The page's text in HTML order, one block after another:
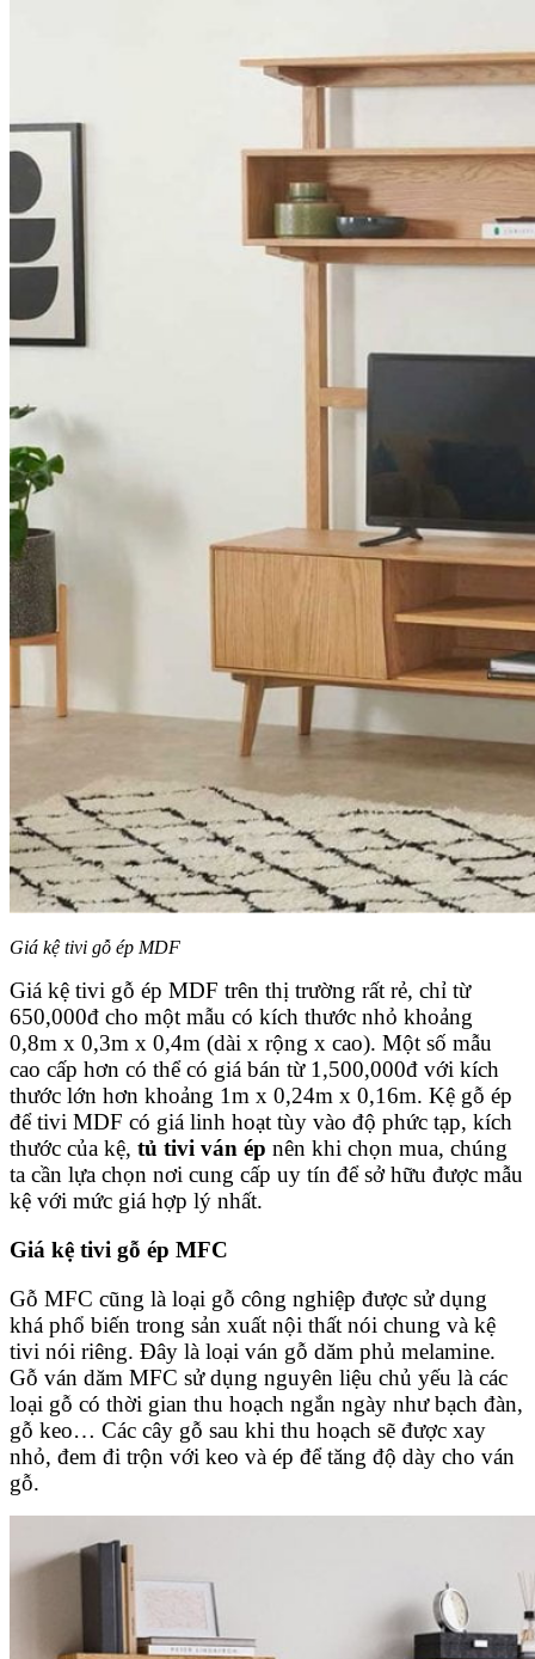
Giá kệ tivi gỗ ép MDF
Giá kệ tivi gỗ ép MDF trên thị trường rất rẻ, chỉ từ
650,000đ cho một mẫu có kích thước nhỏ khoảng
0,8m x 0,3m x 0,4m (dài x rộng x cao). Một số mẫu
cao cấp hơn có thể có giá bán từ 1,500,000đ với kích
thước lớn hơn khoảng 1m x 0,24m x 0,16m. Kệ gỗ ép
để tivi MDF có giá linh hoạt tùy vào độ phức tạp, kích
thước của kệ, tủ tivi ván ép nên khi chọn mua, chúng
ta cần lựa chọn nơi cung cấp uy tín để sở hữu được mẫu
kệ với mức giá hợp lý nhất.
Giá kệ tivi gỗ ép MFC
Gỗ MFC cũng là loại gỗ công nghiệp được sử dụng
khá phổ biến trong sản xuất nội thất nói chung và kệ
tivi nói riêng. Đây là loại ván gỗ dăm phủ melamine.
Gỗ ván dăm MFC sử dụng nguyên liệu chủ yếu là các
loại gỗ có thời gian thu hoạch ngắn ngày như bạch đàn,
gỗ keo… Các cây gỗ sau khi thu hoạch sẽ được xay
nhỏ, đem đi trộn với keo và ép để tăng độ dày cho ván
gỗ.